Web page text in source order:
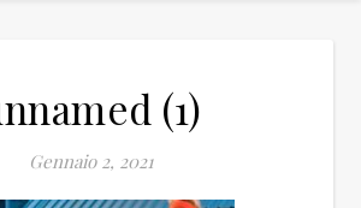
(1)
Gennaio 2, 2021